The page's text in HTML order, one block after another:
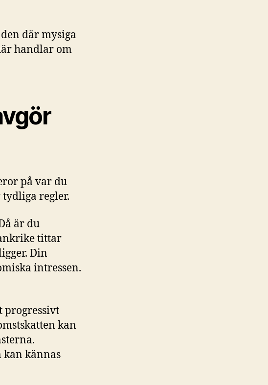
där mysiga
handlar om
på var du
regler.
är du
tittar
Din
intressen.
progressivt
kan
kan kännas